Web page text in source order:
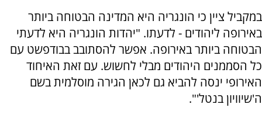
במקביל ציין כי הונגריה היא המדינה הבטוחה ביותר
באירופה ליהודים - לדעתו. "יהדות הונגריה היא לדעתי
הבטוחה ביותר באירופה. אפשר להסתובב בבודפשט עם
כל הסממנים היהודים מבלי לחשוש. עם זאת האיחוד
האירופי ינסה להביא גם לכאן הגירה מוסלמית בשם
ה'שיוויון בנטל'".